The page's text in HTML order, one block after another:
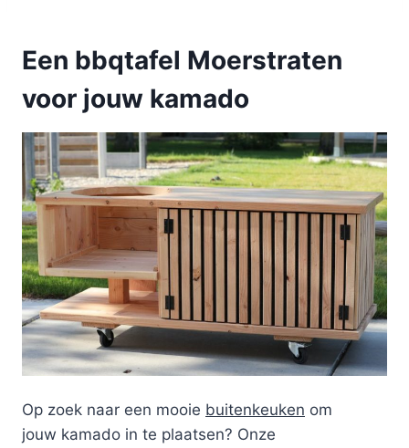
Een bbqtafel Moerstraten
voor jouw kamado
Op zoek naar een mooie buitenkeuken om
jouw kamado in te plaatsen? Onze